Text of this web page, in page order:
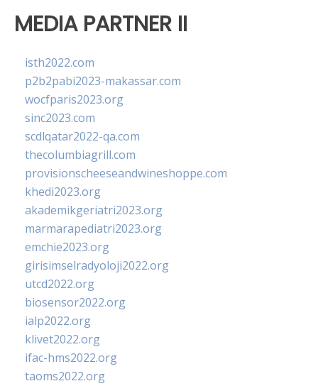
MEDIA PARTNER II
isth2022.com
p2b2pabi2023-makassar.com
wocfparis2023.org
sinc2023.com
scdlqatar2022-qa.com
thecolumbiagrill.com
provisionscheeseandwineshoppe.com
khedi2023.org
akademikgeriatri2023.org
marmarapediatri2023.org
emchie2023.org
girisimselradyoloji2022.org
utcd2022.org
biosensor2022.org
ialp2022.org
klivet2022.org
ifac-hms2022.org
taoms2022.org